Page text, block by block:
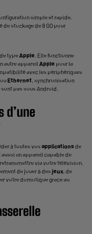
simple et rapide.
stockage de 8 GO pour
typeApple. Elle fonctionne
autre appareil Apple pour la
avec les périphériques
ouEthernet, synchronisation
pas sous Android.
d’une
à toutes vos applicationsde
aussi un appareil capable de
via votre télévision.
de jouer à des jeux, de
votre domotique grace au